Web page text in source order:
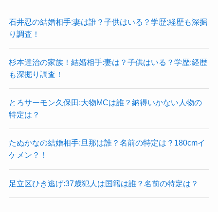
石井忍の結婚相手:妻は誰？子供はいる？学歴:経歴も深掘
り調査！
杉本達治の家族！結婚相手:妻は？子供はいる？学歴:経歴
も深掘り調査！
とろサーモン久保田:大物MCは誰？納得いかない人物の
特定は？
たぬかなの結婚相手:旦那は誰？名前の特定は？180cmイ
ケメン？！
足立区ひき逃げ:37歳犯人は国籍は誰？名前の特定は？